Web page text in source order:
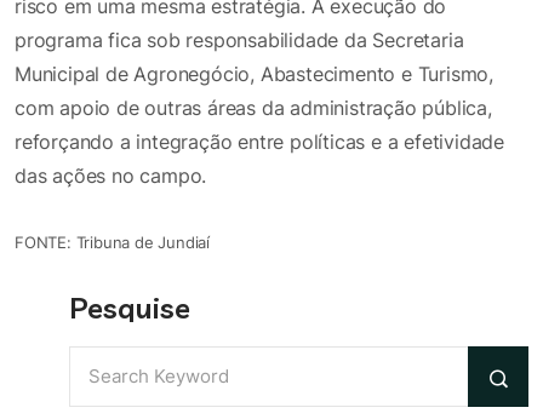
risco em uma mesma estratégia. A execução do
programa fica sob responsabilidade da Secretaria
Municipal de Agronegócio, Abastecimento e Turismo,
com apoio de outras áreas da administração pública,
reforçando a integração entre políticas e a efetividade
das ações no campo.
FONTE: Tribuna de Jundiaí
Pesquise